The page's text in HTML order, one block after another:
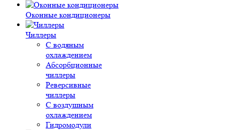
Оконные кондиционеры
Чиллеры
С водяным
охлаждением
Абсорбционные
чиллеры
Реверсивные
чиллеры
С воздушным
охлаждением
Гидромодули